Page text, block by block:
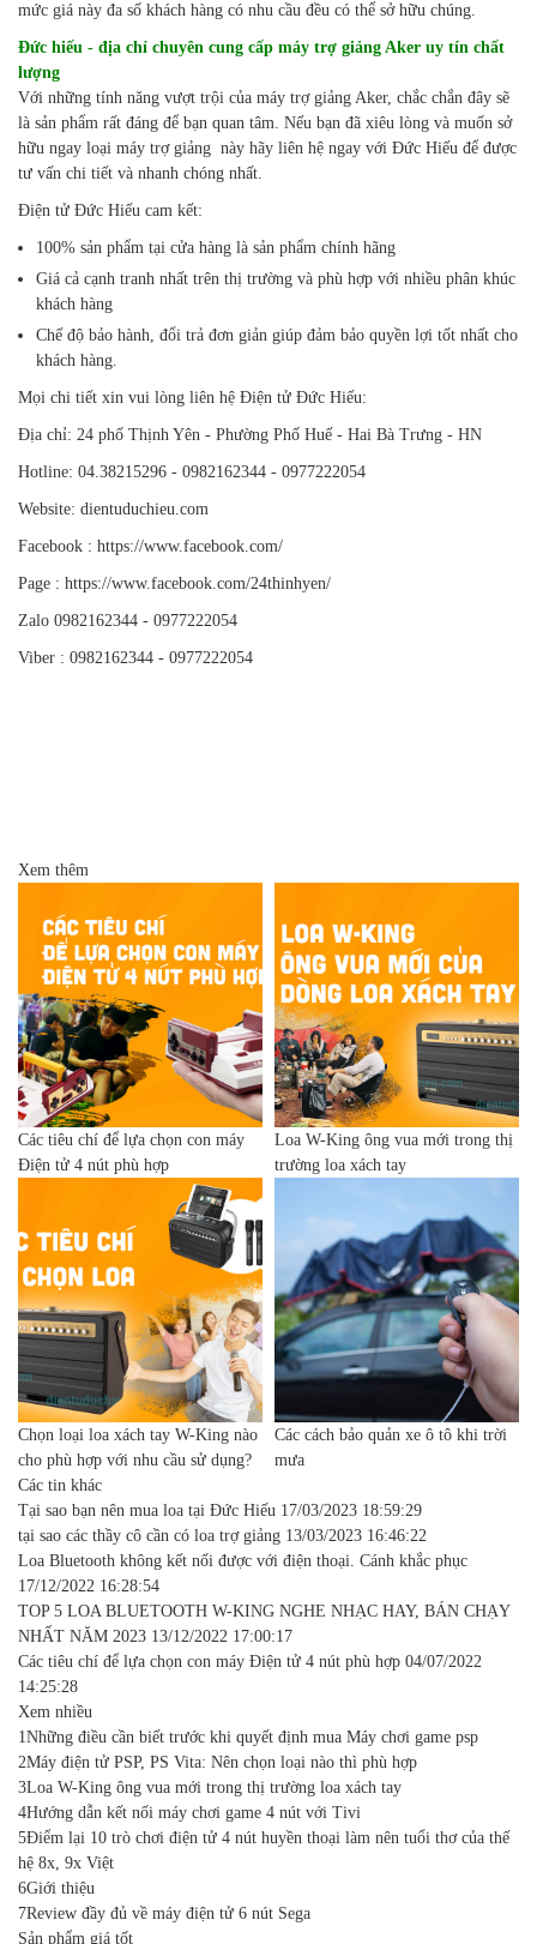
mức giá này đa số khách hàng có nhu cầu đều có thể sở hữu chúng.
Đức hiếu - địa chỉ chuyên cung cấp máy trợ giảng Aker uy tín chất
lượng
Với những tính năng vượt trội của máy trợ giảng Aker, chắc chắn đây sẽ
là sản phẩm rất đáng để bạn quan tâm. Nếu bạn đã xiêu lòng và muốn sở
hữu ngay loại máy trợ giảng này hãy liên hệ ngay với Đức Hiếu để được
tư vấn chi tiết và nhanh chóng nhất.
Điện tử Đức Hiếu cam kết:
100% sản phẩm tại cửa hàng là sản phẩm chính hãng
Giá cả cạnh tranh nhất trên thị trường và phù hợp với nhiều phân khúc
khách hàng
Chế độ bảo hành, đổi trả đơn giản giúp đảm bảo quyền lợi tốt nhất cho
khách hàng.
Mọi chi tiết xin vui lòng liên hệ Điện tử Đức Hiếu:
Địa chỉ: 24 phố Thịnh Yên - Phường Phố Huế - Hai Bà Trưng - HN
Hotline: 04.38215296 - 0982162344 - 0977222054
Website: dientuduchieu.com
Facebook : https://www.facebook.com/
Page : https://www.facebook.com/24thinhyen/
Zalo 0982162344 - 0977222054
Viber : 0982162344 - 0977222054
Xem thêm
Các tiêu chí để lựa chọn con máy
Điện tử 4 nút phù hợp
Loa W-King ông vua mới trong thị
trường loa xách tay
Chọn loại loa xách tay W-King nào
cho phù hợp với nhu cầu sử dụng?
Các cách bảo quản xe ô tô khi trời
mưa
Các tin khác
Tại sao bạn nên mua loa tại Đức Hiếu 17/03/2023 18:59:29
tại sao các thầy cô cần có loa trợ giảng 13/03/2023 16:46:22
Loa Bluetooth không kết nối được với điện thoại. Cánh khắc phục
17/12/2022 16:28:54
TOP 5 LOA BLUETOOTH W-KING NGHE NHẠC HAY, BÁN CHẠY
NHẤT NĂM 2023 13/12/2022 17:00:17
Các tiêu chí để lựa chọn con máy Điện tử 4 nút phù hợp 04/07/2022
14:25:28
Xem nhiều
1Những điều cần biết trước khi quyết định mua Máy chơi game psp
2Máy điện tử PSP, PS Vita: Nên chọn loại nào thì phù hợp
3Loa W-King ông vua mới trong thị trường loa xách tay
4Hướng dẫn kết nối máy chơi game 4 nút với Tivi
5Điểm lại 10 trò chơi điện tử 4 nút huyền thoại làm nên tuổi thơ của thế
hệ 8x, 9x Việt
6Giới thiệu
7Review đầy đủ về máy điện tử 6 nút Sega
Sản phẩm giá tốt